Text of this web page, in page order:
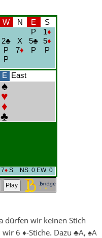
dürfen wir keinen Stich
6 ♦-Stiche. Dazu ♣A, ♠A